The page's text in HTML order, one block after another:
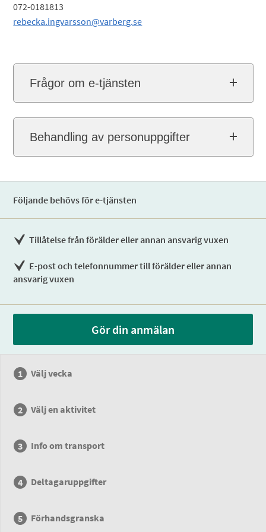
072-0181813
rebecka.ingvarsson@varberg.se
Frågor om e-tjänsten
Behandling av personuppgifter
Följande behövs för e-tjänsten
Tillåtelse från förälder eller annan ansvarig vuxen
E-post och telefonnummer till förälder eller annan
ansvarig vuxen
Gör din anmälan
Välj vecka
Välj en aktivitet
Info om transport
Deltagaruppgifter
Förhandsgranska